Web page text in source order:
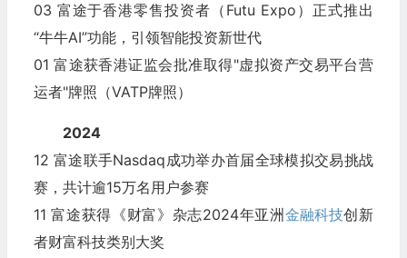
03 富途于香港零售投资者（Futu Expo）正式推出
“牛牛AI”功能，引领智能投资新世代
01 富途获香港证监会批准取得"虚拟资产交易平台营
运者"牌照（VATP牌照）
2024
12 富途联手Nasdaq成功举办首届全球模拟交易挑战
赛，共计逾15万名用户参赛
11 富途获得《财富》杂志2024年亚洲 金融科技创新
者财富科技类别大奖